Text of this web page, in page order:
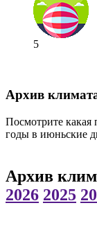
5
Архив
Посмотрите какая
годы в июньские
Архив
2026 2025